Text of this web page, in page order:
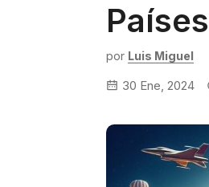
Países
por Luis Miguel
30 Ene, 2024